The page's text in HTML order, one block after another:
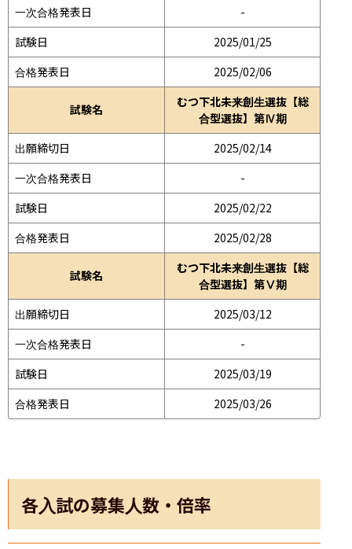
一次合格発表日
-
試験日
2025/01/25
合格発表日
2025/02/06
試験名
むつ下北未来創生選抜【総
合型選抜】第Ⅳ期
出願締切日
2025/02/14
一次合格発表日
-
試験日
2025/02/22
合格発表日
2025/02/28
試験名
むつ下北未来創生選抜【総
合型選抜】第Ⅴ期
出願締切日
2025/03/12
一次合格発表日
-
試験日
2025/03/19
合格発表日
2025/03/26
各入試の募集人数・倍率